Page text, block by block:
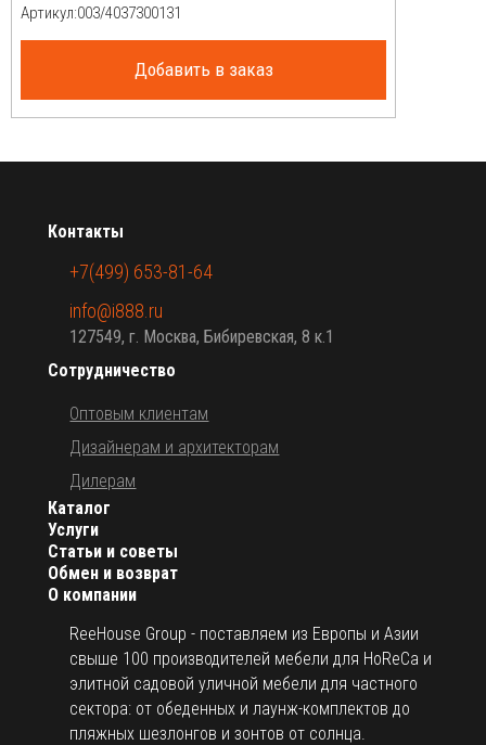
Артикул:
Добавить в заказ
О компании
ReeHouse Group - поставляем из Европы и Азии
свыше 100 производителей мебели для HoReCa и
элитной садовой уличной мебели для частного
сектора: от обеденных и лаунж-комплектов до
пляжных шезлонгов и зонтов от солнца.
Каталог
Услуги
Статьи и советы
Обмен и возврат
Сотрудничество
Оптовым клиентам
Дизайнерам и архитекторам
Дилерам
Контакты
+7(499) 653-81-64
info@i888.ru
127549, г. Москва, Бибиревская, 8 к.1